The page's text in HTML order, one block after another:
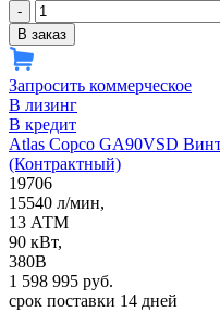
-
В заказ
Запросить коммерческое
В лизинг
В кредит
Atlas Copco GA90VSD
(Контрактный)
19706
15540 л/мин,
13 АТМ
90 кВт,
380В
1 598 995 руб.
срок поставки 14 дней